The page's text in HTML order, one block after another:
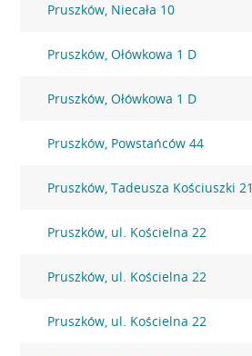
Pruszków, Niecała 10
Pruszków, Ołówkowa 1 D
Pruszków, Ołówkowa 1 D
Pruszków, Powstańców 44
Pruszków, Tadeusza Kościuszki 21
Pruszków, ul. Kościelna 22
Pruszków, ul. Kościelna 22
Pruszków, ul. Kościelna 22